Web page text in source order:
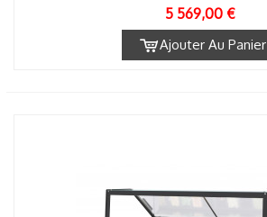
5 569,00 €
Ajouter Au Panier